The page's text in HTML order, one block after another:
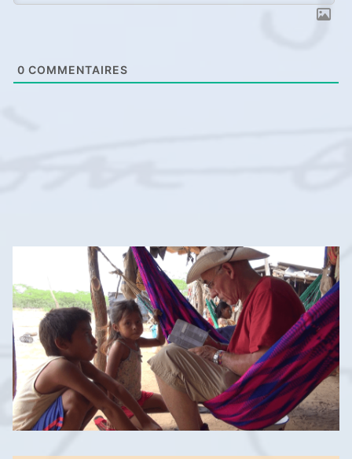
0 COMMENTAIRES